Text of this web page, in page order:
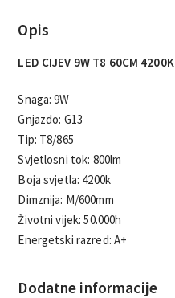
Opis
LED CIJEV 9W T8 60CM 4200K
Snaga: 9W
Gnjazdo: G13
Tip: T8/865
Svjetlosni tok: 800lm
Boja svjetla: 4200k
Dimznija: M/600mm
Životni vijek: 50.000h
Energetski razred: A+
Dodatne informacije